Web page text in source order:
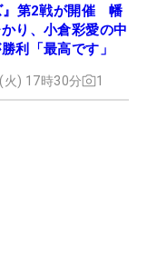
』第2戦が開催 幡
り、小倉彩愛の中
利「最高です」
火) 17時30分 1